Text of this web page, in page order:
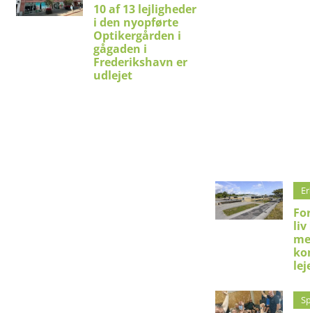
10 af 13 lejligheder
i den nyopførte
Optikergården i
gågaden i
Frederikshavn er
udlejet
liv